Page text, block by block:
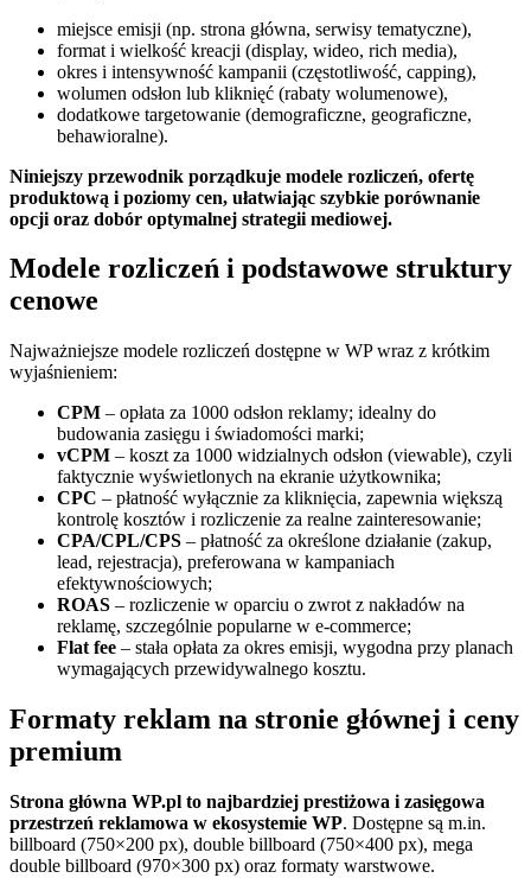
miejsce emisji (np. strona główna, serwisy tematyczne),
format i wielkość kreacji (display, wideo, rich media),
okres i intensywność kampanii (częstotliwość, capping),
wolumen odsłon lub kliknięć (rabaty wolumenowe),
dodatkowe targetowanie (demograficzne, geograficzne,
behawioralne).
Niniejszy przewodnik porządkuje modele rozliczeń, ofertę
produktową i poziomy cen, ułatwiając szybkie porównanie
opcji oraz dobór optymalnej strategii mediowej.
Modele rozliczeń i podstawowe struktury
cenowe
Najważniejsze modele rozliczeń dostępne w WP wraz z krótkim
wyjaśnieniem:
CPM – opłata za 1000 odsłon reklamy; idealny do
budowania zasięgu i świadomości marki;
vCPM – koszt za 1000 widzialnych odsłon (viewable), czyli
faktycznie wyświetlonych na ekranie użytkownika;
CPC – płatność wyłącznie za kliknięcia, zapewnia większą
kontrolę kosztów i rozliczenie za realne zainteresowanie;
CPA/CPL/CPS – płatność za określone działanie (zakup,
lead, rejestracja), preferowana w kampaniach
efektywnościowych;
ROAS – rozliczenie w oparciu o zwrot z nakładów na
reklamę, szczególnie popularne w e‑commerce;
Flat fee – stała opłata za okres emisji, wygodna przy planach
wymagających przewidywalnego kosztu.
Formaty reklam na stronie głównej i ceny
premium
Strona główna WP.pl to najbardziej prestiżowa i zasięgowa
przestrzeń reklamowa w ekosystemie WP. Dostępne są m.in.
billboard (750×200 px), double billboard (750×400 px), mega
double billboard (970×300 px) oraz formaty warstwowe.